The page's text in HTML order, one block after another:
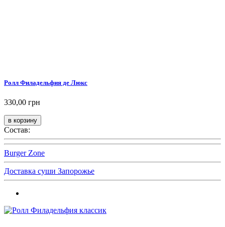
Ролл Филадельфия де Люкс
330,00 грн
Состав:
Burger Zone
Доставка суши Запорожье